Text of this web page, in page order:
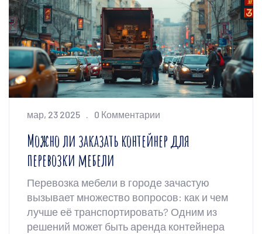
мар, 23 2025 0 Комментарии
Можно ли заказать контейнер для
перевозки мебели
Перевозка мебели в городе зачастую
вызывает множество вопросов: как и чем
лучше её транспортировать? Одним из
решений может быть аренда контейнера